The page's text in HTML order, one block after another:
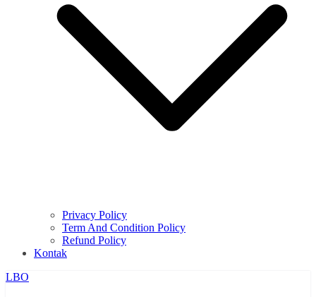
Privacy Policy
Term And Condition Policy
Refund Policy
Kontak
LBO